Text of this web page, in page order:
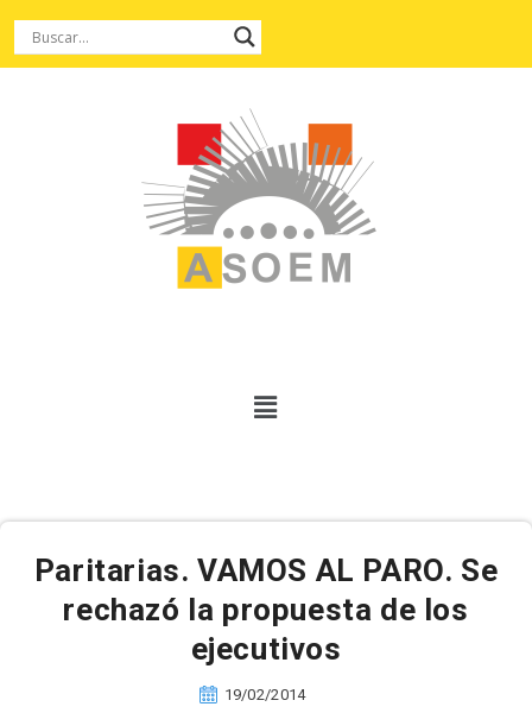
Paritarias. VAMOS AL PARO. Se
rechazó la propuesta de los
ejecutivos
19/02/2014